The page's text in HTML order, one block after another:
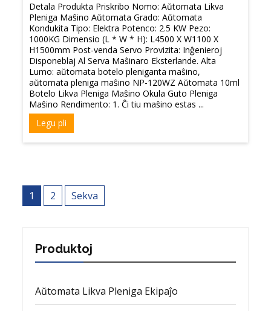
Detala Produkta Priskribo Nomo: Aŭtomata Likva
Pleniga Maŝino Aŭtomata Grado: Aŭtomata
Kondukita Tipo: Elektra Potenco: 2.5 KW Pezo:
1000KG Dimensio (L * W * H): L4500 X W1100 X
H1500mm Post-venda Servo Provizita: Inĝenieroj
Disponeblaj Al Serva Maŝinaro Eksterlande. Alta
Lumo: aŭtomata botelo pleniganta maŝino,
aŭtomata pleniga maŝino NP-120WZ Aŭtomata 10ml
Botelo Likva Pleniga Maŝino Okula Guto Pleniga
Maŝino Rendimento: 1. Ĉi tiu maŝino estas ...
Legu pli
Navigado
tra
1 2 Sekva
Produktoj
Aŭtomata Likva Pleniga Ekipaĵo